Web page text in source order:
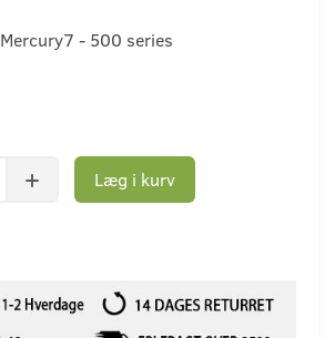
Mercury7 - 500 series
Læg i kurv